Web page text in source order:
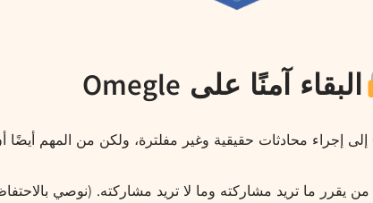
البقاء آمنًا على Omegle
يقرر ما تريد مشاركته وما لا تريد مشاركته. (نوصي